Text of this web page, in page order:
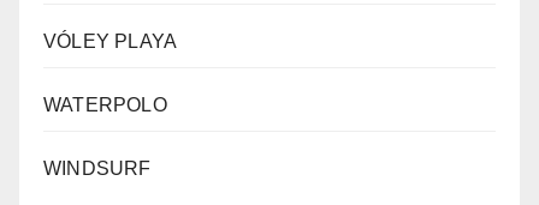
VÓLEY PLAYA
WATERPOLO
WINDSURF